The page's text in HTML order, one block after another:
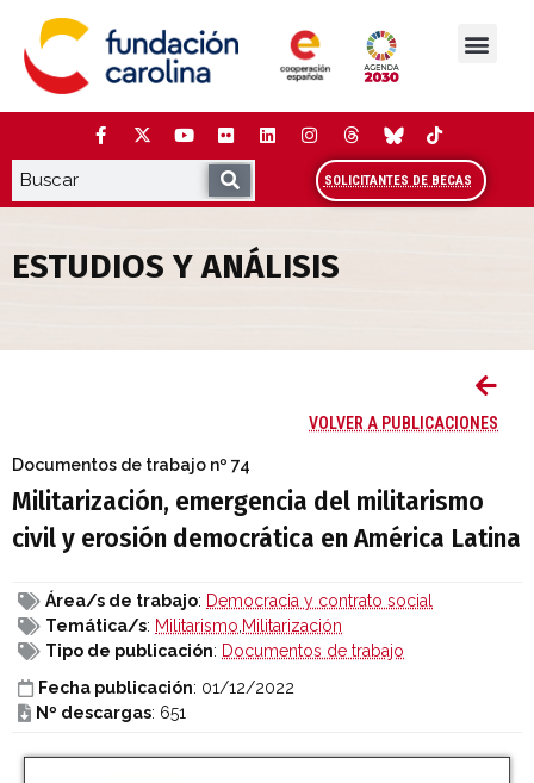
contenido
SOLICITANTES DE BECAS
ESTUDIOS Y ANÁLISIS
VOLVER A PUBLICACIONES
Documentos de trabajo nº 74
Militarización, emergencia del militarismo
civil y erosión democrática en América Latina
Área/s de trabajo: Democracia y contrato social
Temática/s: Militarismo,Militarización
Tipo de publicación: Documentos de trabajo
Fecha publicación: 01/12/2022
Nº descargas: 651